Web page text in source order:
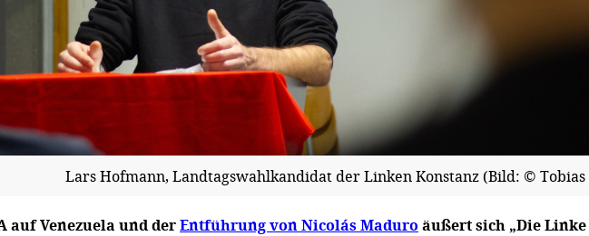
Lars Hofmann, Landtagswahlkandidat der Linken Konstanz (Bild: © Tobias
auf Venezuela und derEntführung von Nicolás Maduro äußert sich „Die